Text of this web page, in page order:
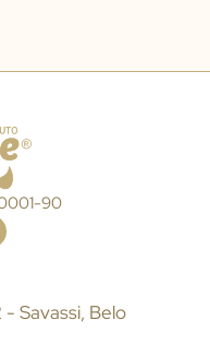
90
Savassi, Belo